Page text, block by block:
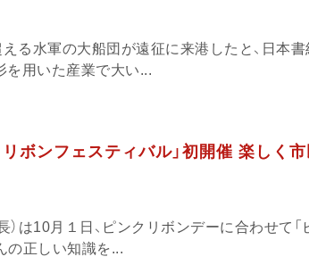
る水軍の大船団が遠征に来港したと、日本
を用いた産業で大い...
ボンフェスティバル」初開催 楽しく
は10月１日、ピンクリボンデーに合わせて
の正しい知識を...